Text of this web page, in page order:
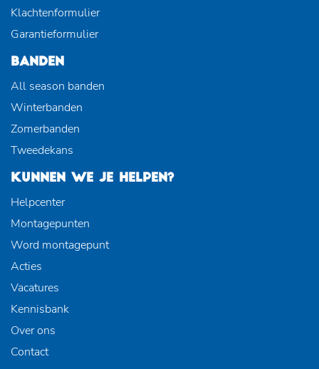
Klachtenformulier
Garantieformulier
BANDEN
All season banden
Winterbanden
Zomerbanden
Tweedekans
KUNNEN WE JE HELPEN?
Helpcenter
Montagepunten
Word montagepunt
Acties
Vacatures
Kennisbank
Over ons
Contact